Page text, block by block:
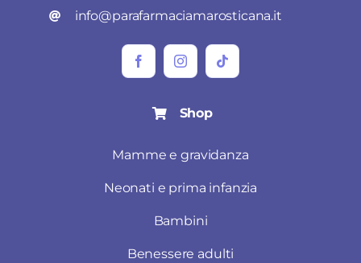
info@parafarmaciamarosticana.it
Shop
Mamme e gravidanza
Neonati e prima infanzia
Bambini
Benessere adulti